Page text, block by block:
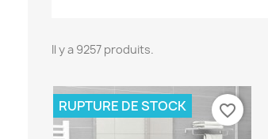
Il y a 9257 produits.
RUPTURE DE STOCK favorite_border